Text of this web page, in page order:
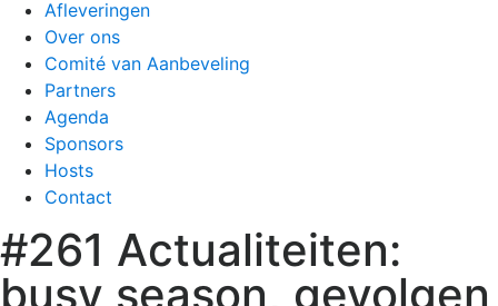
Afleveringen
Over ons
Comité van Aanbeveling
Partners
Agenda
Sponsors
Hosts
Contact
#261 Actualiteiten:
busy season, gevolgen